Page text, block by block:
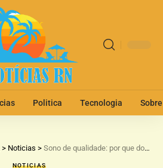
Politica Tecnologia
> Noticias > Sono de qualidade: por que dormir bem é essencial? Confira neste artigo
NOTICIAS